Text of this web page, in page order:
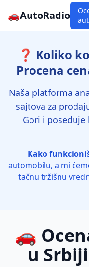
🚗AutoRadio
❓ Koliko
Procena
Naša platforma
sajtova za
Gori i poseduje
Kako
automobilu, a mi
tačnu tržišnu
🚗
u